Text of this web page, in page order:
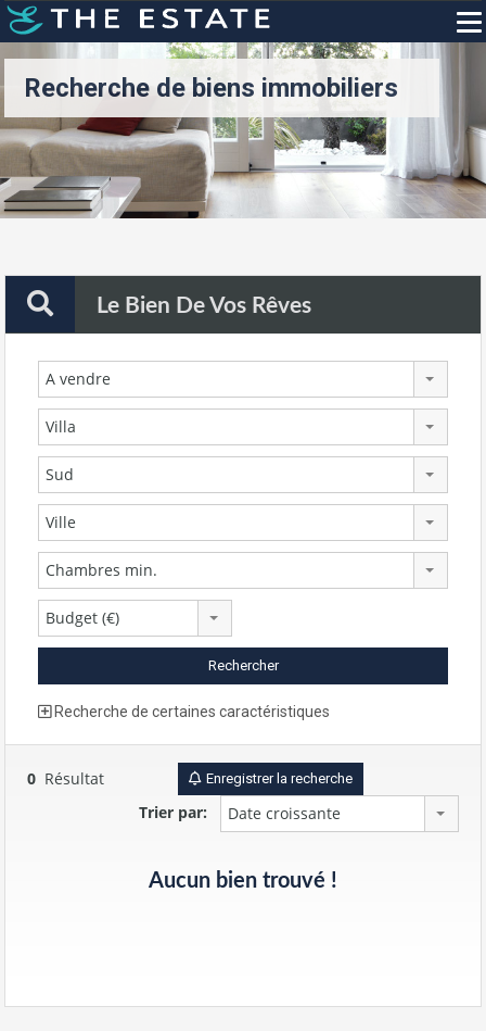
Recherche de biens immobiliers
Le Bien De Vos Rêves
A vendre
Villa
Sud
Ville
Chambres min.
Budget (€)
Recherche de certaines caractéristiques
0 Résultat Enregistrer la recherche
Trier par: Date croissante
Aucun bien trouvé !